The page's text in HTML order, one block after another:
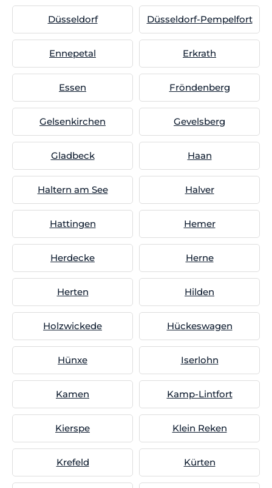
Düsseldorf Düsseldorf-Pempelfort
Ennepetal Erkrath
Essen Fröndenberg
Gelsenkirchen Gevelsberg
Gladbeck Haan
Haltern am See Halver
Hattingen Hemer
Herdecke Herne
Herten Hilden
Holzwickede Hückeswagen
Hünxe Iserlohn
Kamen Kamp-Lintfort
Kierspe Klein Reken
Krefeld Kürten